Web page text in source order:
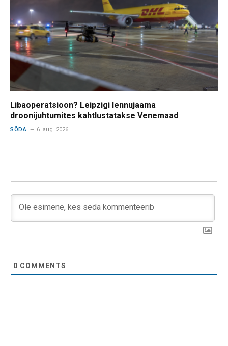
Libaoperatsioon? Leipzigi lennujaama
droonijuhtumites kahtlustatakse Venemaad
SÕDA 6. aug. 2026
0 COMMENTS